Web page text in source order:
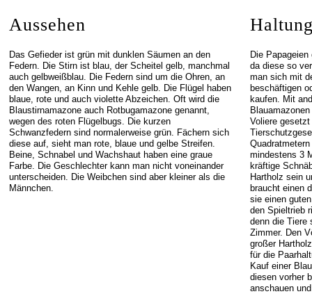
Aussehen
Das Gefieder ist grün mit dunklen Säumen an den
Federn. Die Stirn ist blau, der Scheitel gelb, manchmal
auch gelbweißblau. Die Federn sind um die Ohren, an
den Wangen, an Kinn und Kehle gelb. Die Flügel haben
blaue, rote und auch violette Abzeichen. Oft wird die
Blaustirnamazone auch Rotbugamazone genannt,
wegen des roten Flügelbugs. Die kurzen
Schwanzfedern sind normalerweise grün. Fächern sich
diese auf, sieht man rote, blaue und gelbe Streifen.
Beine, Schnabel und Wachshaut haben eine graue
Farbe. Die Geschlechter kann man nicht voneinander
unterscheiden. Die Weibchen sind aber kleiner als die
Männchen.
Die
da diese so
man sich mit
beschäftigen
kaufen. Mit
Voliere
mindestens 3
kräftige
Hartholz sein
braucht einen
sie einen
den Spieltrieb
denn die Tiere
Zimmer. Den
großer
für die
Kauf einer
diesen vorher
anschauen